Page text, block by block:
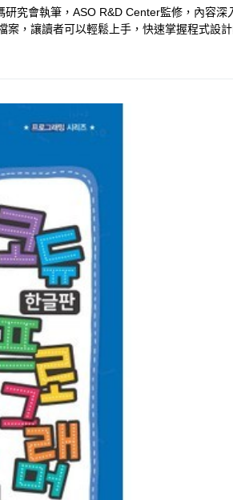
究會執筆，ASO R&D Center監修，內容
，讓讀者可以輕鬆上手，快速掌握程式設